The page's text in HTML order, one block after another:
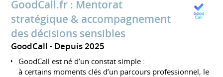
GoodCall.fr : Mentorat
stratégique & accompagnement
des décisions sensibles
GoodCall Depuis 2025
GoodCall est né d’un constat simple :
à certains moments clés d’un parcours professionnel, le